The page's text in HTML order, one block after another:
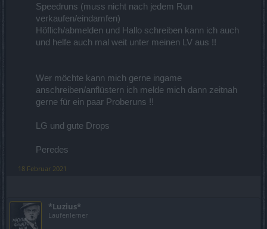
Speedruns (muss nicht nach jedem Run
verkaufen/eindamfen)
Höflich/abmelden und Hallo schreiben kann ich auch
und helfe auch mal weit unter meinen LV aus !!
Wer möchte kann mich gerne ingame
anschreiben/anflüstern ich melde mich dann zeitnah
gerne für ein paar Proberuns !!
LG und gute Drops
Peredes​
18 Februar 2021
*Luzius*
Laufenlerner